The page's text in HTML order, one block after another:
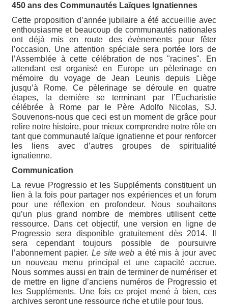
450 ans des Communautés Laïques Ignatiennes
Cette proposition d’année jubilaire a été accueillie avec
enthousiasme et beaucoup de communautés nationales
ont déjà mis en route des évènements pour fêter
l’occasion. Une attention spéciale sera portée lors de
l’Assemblée à cette célébration de nos "racines". En
attendant est organisé en Europe un pèlerinage en
mémoire du voyage de Jean Leunis depuis Liège
jusqu’à Rome. Ce pèlerinage se déroule en quatre
étapes, la dernière se terminant par l’Eucharistie
célébrée à Rome par le Père Adolfo Nicolas, SJ.
Souvenons-nous que ceci est un moment de grâce pour
relire notre histoire, pour mieux comprendre notre rôle en
tant que communauté laïque ignatienne et pour renforcer
les liens avec d’autres groupes de spiritualité
ignatienne.
Communication
La revue Progressio et les Suppléments constituent un
lien à la fois pour partager nos expériences et un forum
pour une réflexion en profondeur. Nous souhaitons
qu’un plus grand nombre de membres utilisent cette
ressource. Dans cet objectif, une version en ligne de
Progressio sera disponible gratuitement dès 2014. Il
sera cependant toujours possible de poursuivre
l’abonnement papier. Le site web a été mis à jour avec
un nouveau menu principal et une capacité accrue.
Nous sommes aussi en train de terminer de numériser et
de mettre en ligne d’anciens numéros de Progressio et
les Suppléments. Une fois ce projet mené à bien, ces
archives seront une ressource riche et utile pour tous.